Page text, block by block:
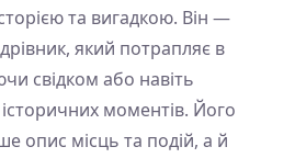
та вигадкою. Він —
який потрапляє в
свідком або навіть
моментів. Його
опис місць та подій, а й